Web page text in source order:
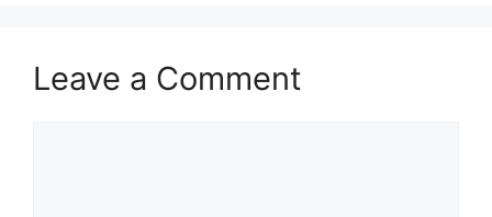
Leave a Comment